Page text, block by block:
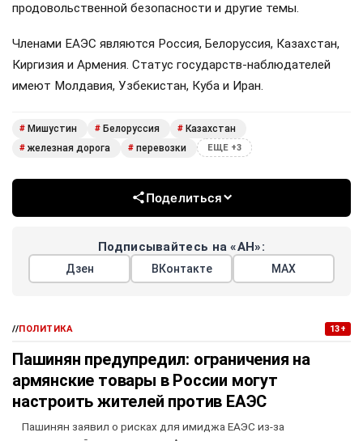
продовольственной безопасности и другие темы.
Членами ЕАЭС являются Россия, Белоруссия, Казахстан,
Киргизия и Армения. Статус государств-наблюдателей
имеют Молдавия, Узбекистан, Куба и Иран.
# Мишустин # Белоруссия # Казахстан
# железная дорога # перевозки ЕЩЕ +3
Поделиться
Подписывайтесь на «АН»:
Дзен ВКонтакте МАХ
//ПОЛИТИКА 13+
Пашинян предупредил: ограничения на
армянские товары в России могут
настроить жителей против ЕАЭС
Пашинян заявил о рисках для имиджа ЕАЭС из-за